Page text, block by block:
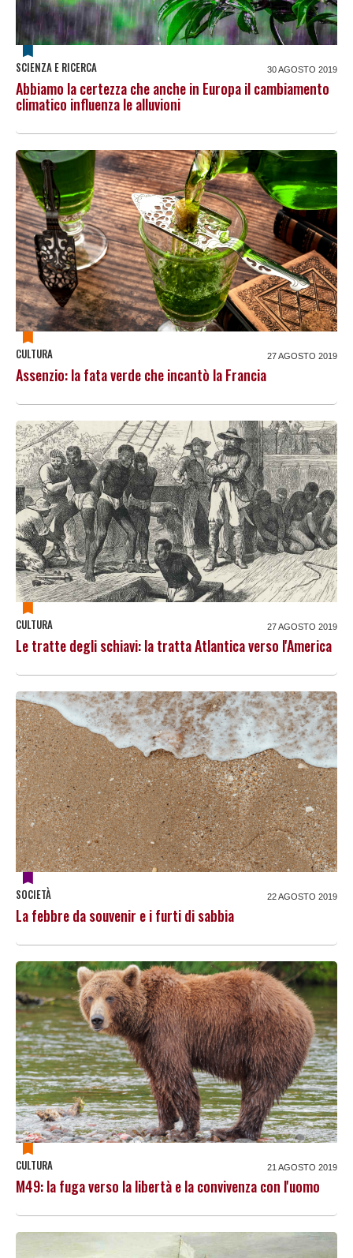
SCIENZA E RICERCA 30 AGOSTO 2019
Abbiamo la certezza che anche in Europa il cambiamento
climatico influenza le alluvioni
CULTURA 27 AGOSTO 2019
Assenzio: la fata verde che incantò la Francia
CULTURA 27 AGOSTO 2019
Le tratte degli schiavi: la tratta Atlantica verso l'America
SOCIETÀ 22 AGOSTO 2019
La febbre da souvenir e i furti di sabbia
CULTURA 21 AGOSTO 2019
M49: la fuga verso la libertà e la convivenza con l'uomo